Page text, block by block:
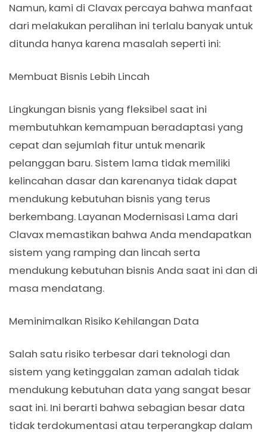
Namun, kami di Clavax percaya bahwa manfaat
dari melakukan peralihan ini terlalu banyak untuk
ditunda hanya karena masalah seperti ini:
Membuat Bisnis Lebih Lincah
Lingkungan bisnis yang fleksibel saat ini
membutuhkan kemampuan beradaptasi yang
cepat dan sejumlah fitur untuk menarik
pelanggan baru. Sistem lama tidak memiliki
kelincahan dasar dan karenanya tidak dapat
mendukung kebutuhan bisnis yang terus
berkembang. Layanan Modernisasi Lama dari
Clavax memastikan bahwa Anda mendapatkan
sistem yang ramping dan lincah serta
mendukung kebutuhan bisnis Anda saat ini dan di
masa mendatang.
Meminimalkan Risiko Kehilangan Data
Salah satu risiko terbesar dari teknologi dan
sistem yang ketinggalan zaman adalah tidak
mendukung kebutuhan data yang sangat besar
saat ini. Ini berarti bahwa sebagian besar data
tidak terdokumentasi atau terperangkap dalam